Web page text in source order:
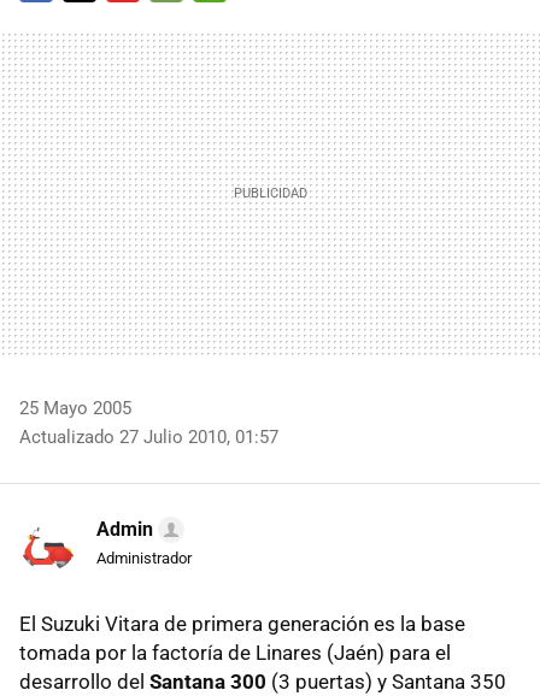
MAIL
25 Mayo 2005
Actualizado 27 Julio 2010, 01:57
Admin
Administrador
El Suzuki Vitara de primera generación es la base
tomada por la factoría de Linares (Jaén) para el
desarrollo del Santana 300 (3 puertas) y Santana 350